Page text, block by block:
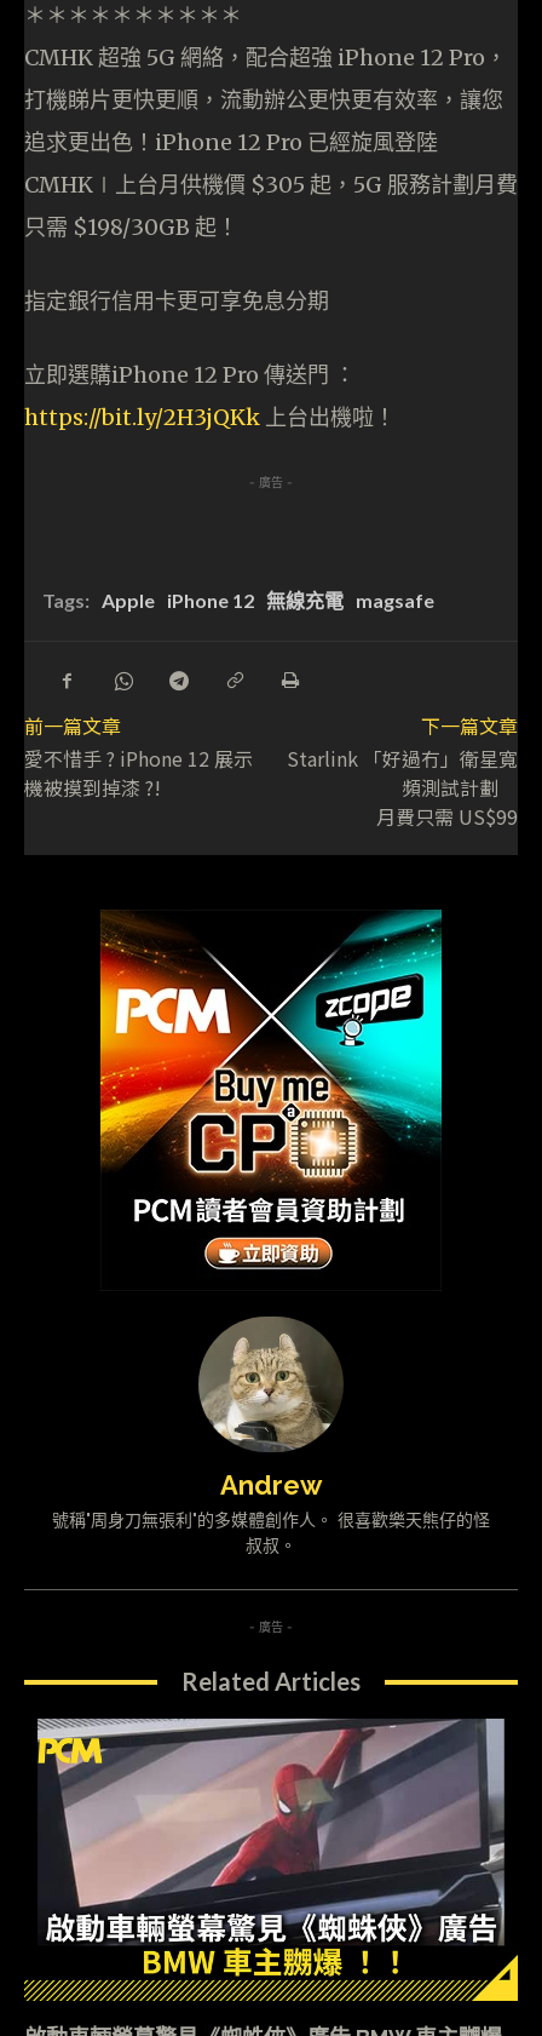
＊＊＊＊＊＊＊＊＊＊
CMHK 超強 5G 網絡，配合超強 iPhone 12 Pro，
打機睇片更快更順，流動辦公更快更有效率，讓您
追求更出色！iPhone 12 Pro 已經旋風登陸
CMHK∣上台月供機價 $305 起，5G 服務計劃月費
只需 $198/30GB 起！
指定銀行信用卡更可享免息分期
立即選購iPhone 12 Pro 傳送門 ：
https://bit.ly/2H3jQKk 上台出機啦！
- 廣告 -
Tags: Apple iPhone 12 無線充電 magsafe
前一篇文章
愛不惜手 ? iPhone 12 展示
機被摸到掉漆 ?!
下一篇文章
Starlink 「好過冇」衛星寬
頻測試計劃
月費只需 US$99
Andrew
號稱"周身刀無張利"的多媒體創作人。 很喜歡樂天熊仔的怪
叔叔。
- 廣告 -
Related Articles